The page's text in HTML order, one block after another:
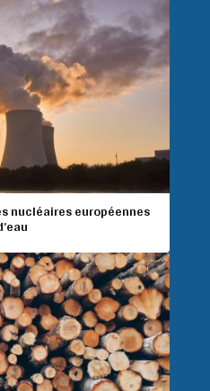
nucléaires européennes